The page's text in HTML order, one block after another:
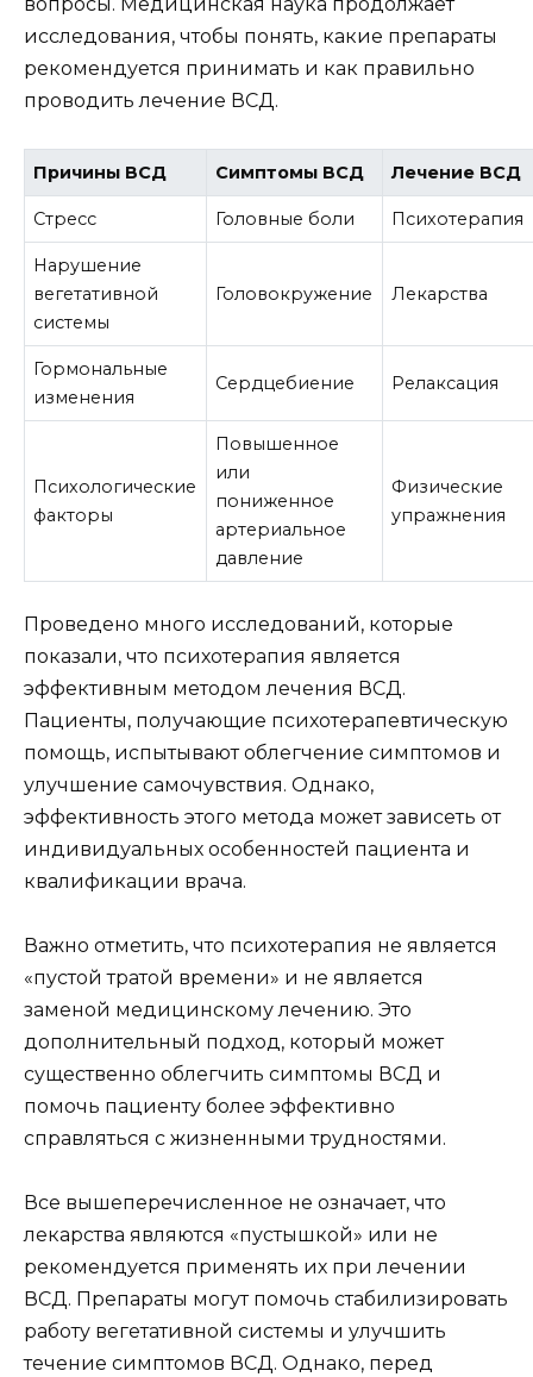
исследования, чтобы понять, какие препараты
рекомендуется принимать и как правильно
проводить лечение ВСД.
Причины ВСД Симптомы ВСД Лечение ВСД
Стресс Головные боли Психотерапия
Нарушение
вегетативной
системы
Головокружение Лекарства
Гормональные
изменения
Сердцебиение Релаксация
Психологические
факторы
Повышенное
или
пониженное
артериальное
давление
Физические
упражнения
Проведено много исследований, которые
показали, что психотерапия является
эффективным методом лечения ВСД.
Пациенты, получающие психотерапевтическую
помощь, испытывают облегчение симптомов и
улучшение самочувствия. Однако,
эффективность этого метода может зависеть от
индивидуальных особенностей пациента и
квалификации врача.
Важно отметить, что психотерапия не является
«пустой тратой времени» и не является
заменой медицинскому лечению. Это
дополнительный подход, который может
существенно облегчить симптомы ВСД и
помочь пациенту более эффективно
справляться с жизненными трудностями.
Все вышеперечисленное не означает, что
лекарства являются «пустышкой» или не
рекомендуется применять их при лечении
ВСД. Препараты могут помочь стабилизировать
работу вегетативной системы и улучшить
течение симптомов ВСД. Однако, перед